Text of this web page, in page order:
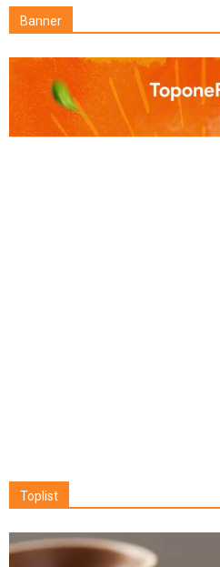
Banner
Toplist